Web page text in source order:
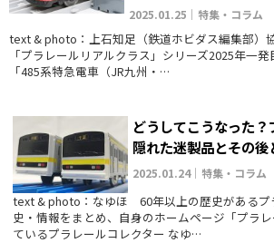
2025.01.25｜特集・コラム
text & photo：上石知足（鉄道ホビダス編集部）
「プラレールリアルクラス」シリーズ2025年一発
「485系特急電車（JR九州・…
どうしてこうなった
隠れた迷製品とその後
2025.01.24｜特集・コラム
text & photo：なゆほ 60年以上の歴史があるプ
史・情報をまとめ、自身のホームページ「プラ
ているプラレールコレクター なゆ…